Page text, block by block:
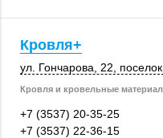
Кровля+
ул. Гончарова, 22
Кровля и кровельные
+7 (3537) 20-35-25
+7 (3537) 22-36-15